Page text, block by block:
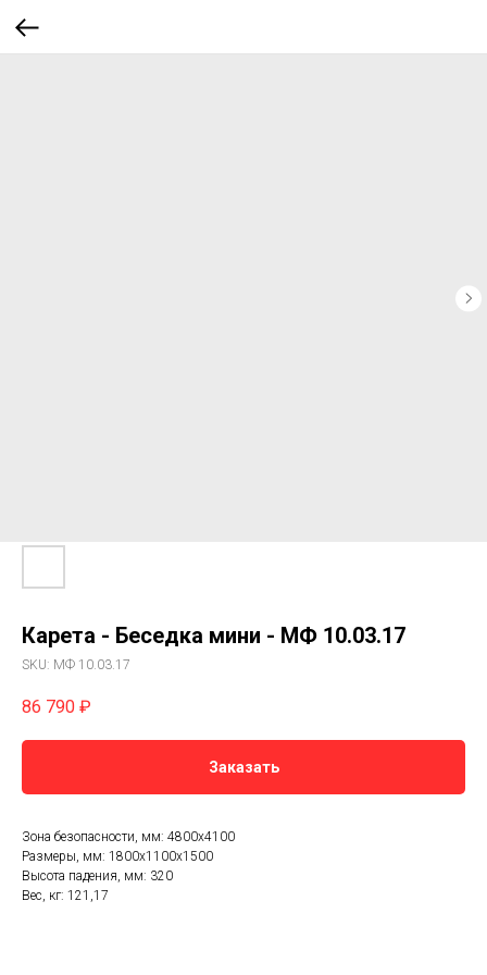
Карета - Беседка мини - МФ 10.03.17
SKU: МФ 10.03.17
86 790 ₽
Заказать
Зона безопасности, мм: 4800х4100
Размеры, мм: 1800x1100x1500
Высота падения, мм: 320
Вес, кг: 121,17